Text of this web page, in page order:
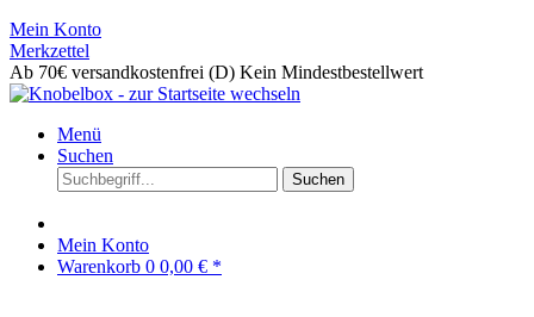
Mein Konto
Merkzettel
Ab 70€ versandkostenfrei (D) Kein Mindestbestellwert
Menü
Suchen
Suchen
Mein Konto
Warenkorb 0 0,00 € *